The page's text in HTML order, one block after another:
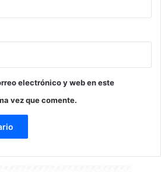
electrónico y web en este
vez que comente.